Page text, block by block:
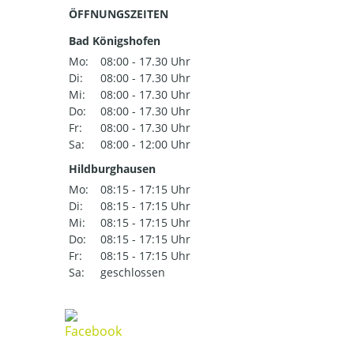
ÖFFNUNGSZEITEN
Bad Königshofen
Mo:
08:00 - 17.30 Uhr
Di:
08:00 - 17.30 Uhr
Mi:
08:00 - 17.30 Uhr
Do:
08:00 - 17.30 Uhr
Fr:
08:00 - 17.30 Uhr
Sa:
08:00 - 12:00 Uhr
Hildburghausen
Mo:
08:15 - 17:15 Uhr
Di:
08:15 - 17:15 Uhr
Mi:
08:15 - 17:15 Uhr
Do:
08:15 - 17:15 Uhr
Fr:
08:15 - 17:15 Uhr
Sa:
geschlossen